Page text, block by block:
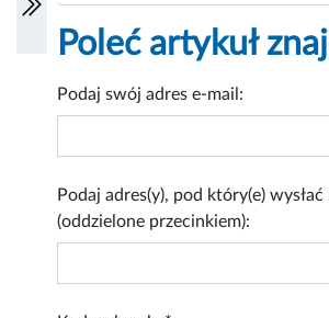
Poleć artykuł
Podaj swój adres e-mail:
Podaj adres(y), pod który(e) wysłać
(oddzielone przecinkiem):